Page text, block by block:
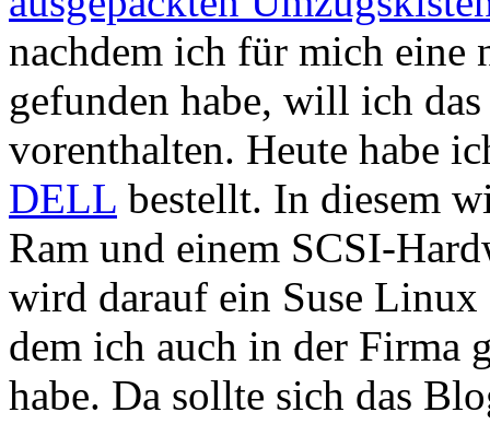
nachdem ich für mich eine
gefunden habe, will ich
vorenthalten. Heute habe
DELL bestellt. In diesem
Ram und einem SCSI-
wird darauf ein Suse
dem ich auch in der Firma
habe. Da sollte sich das